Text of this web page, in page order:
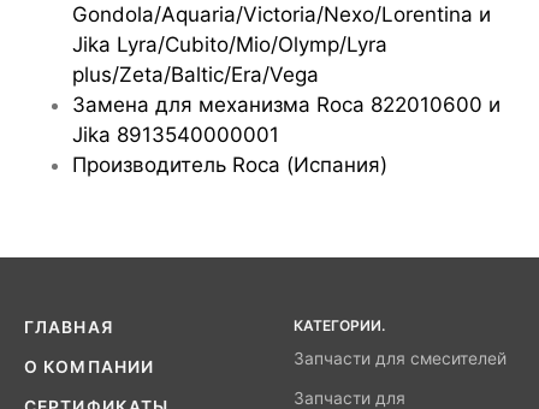
Gondola/Aquaria/Victoria/Nexo/Lorentina и
Jika Lyra/Cubito/Mio/Olymp/Lyra
plus/Zeta/Baltic/Era/Vega
Замена для механизма Roca 822010600 и
Jika 8913540000001
Производитель Roca (Испания)
ГЛАВНАЯ
О КОМПАНИИ
КАТЕГОРИИ.
Запчасти для смесителей
Запчасти для